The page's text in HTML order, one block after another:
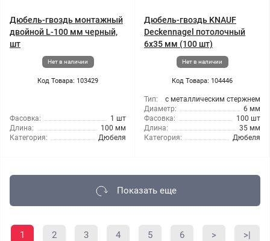
Дюбель-гвоздь монтажный
двойной L-100 мм черный,
шт
Нет в наличии
Код Товара: 103429
Фасовка:
1 шт
Длина:
100 мм
Категория:
Дюбеля
Дюбель-гвоздь KNAUF
Deckennagel потолочный
6x35 мм (100 шт)
Нет в наличии
Код Товара: 104446
Тип:
с металлическим стержнем
Диаметр:
6 мм
Фасовка:
100 шт
Длина:
35 мм
Категория:
Дюбеля
Показать еще
1 2 3 4 5 6 > >|